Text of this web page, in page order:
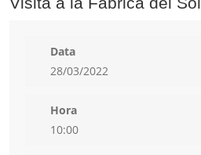
Data
28/03/2022
Hora
10:00